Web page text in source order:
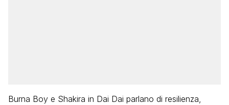
Burna Boy e Shakira in Dai Dai parlano di resilienza,